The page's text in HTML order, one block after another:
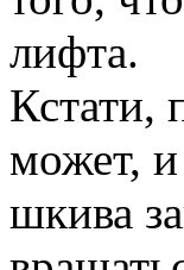
лифта.
Кстати,
может, и
шкива